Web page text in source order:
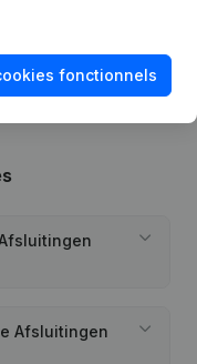
(Nouvelle
Ouverture
Afsluitingen
fonctionnels